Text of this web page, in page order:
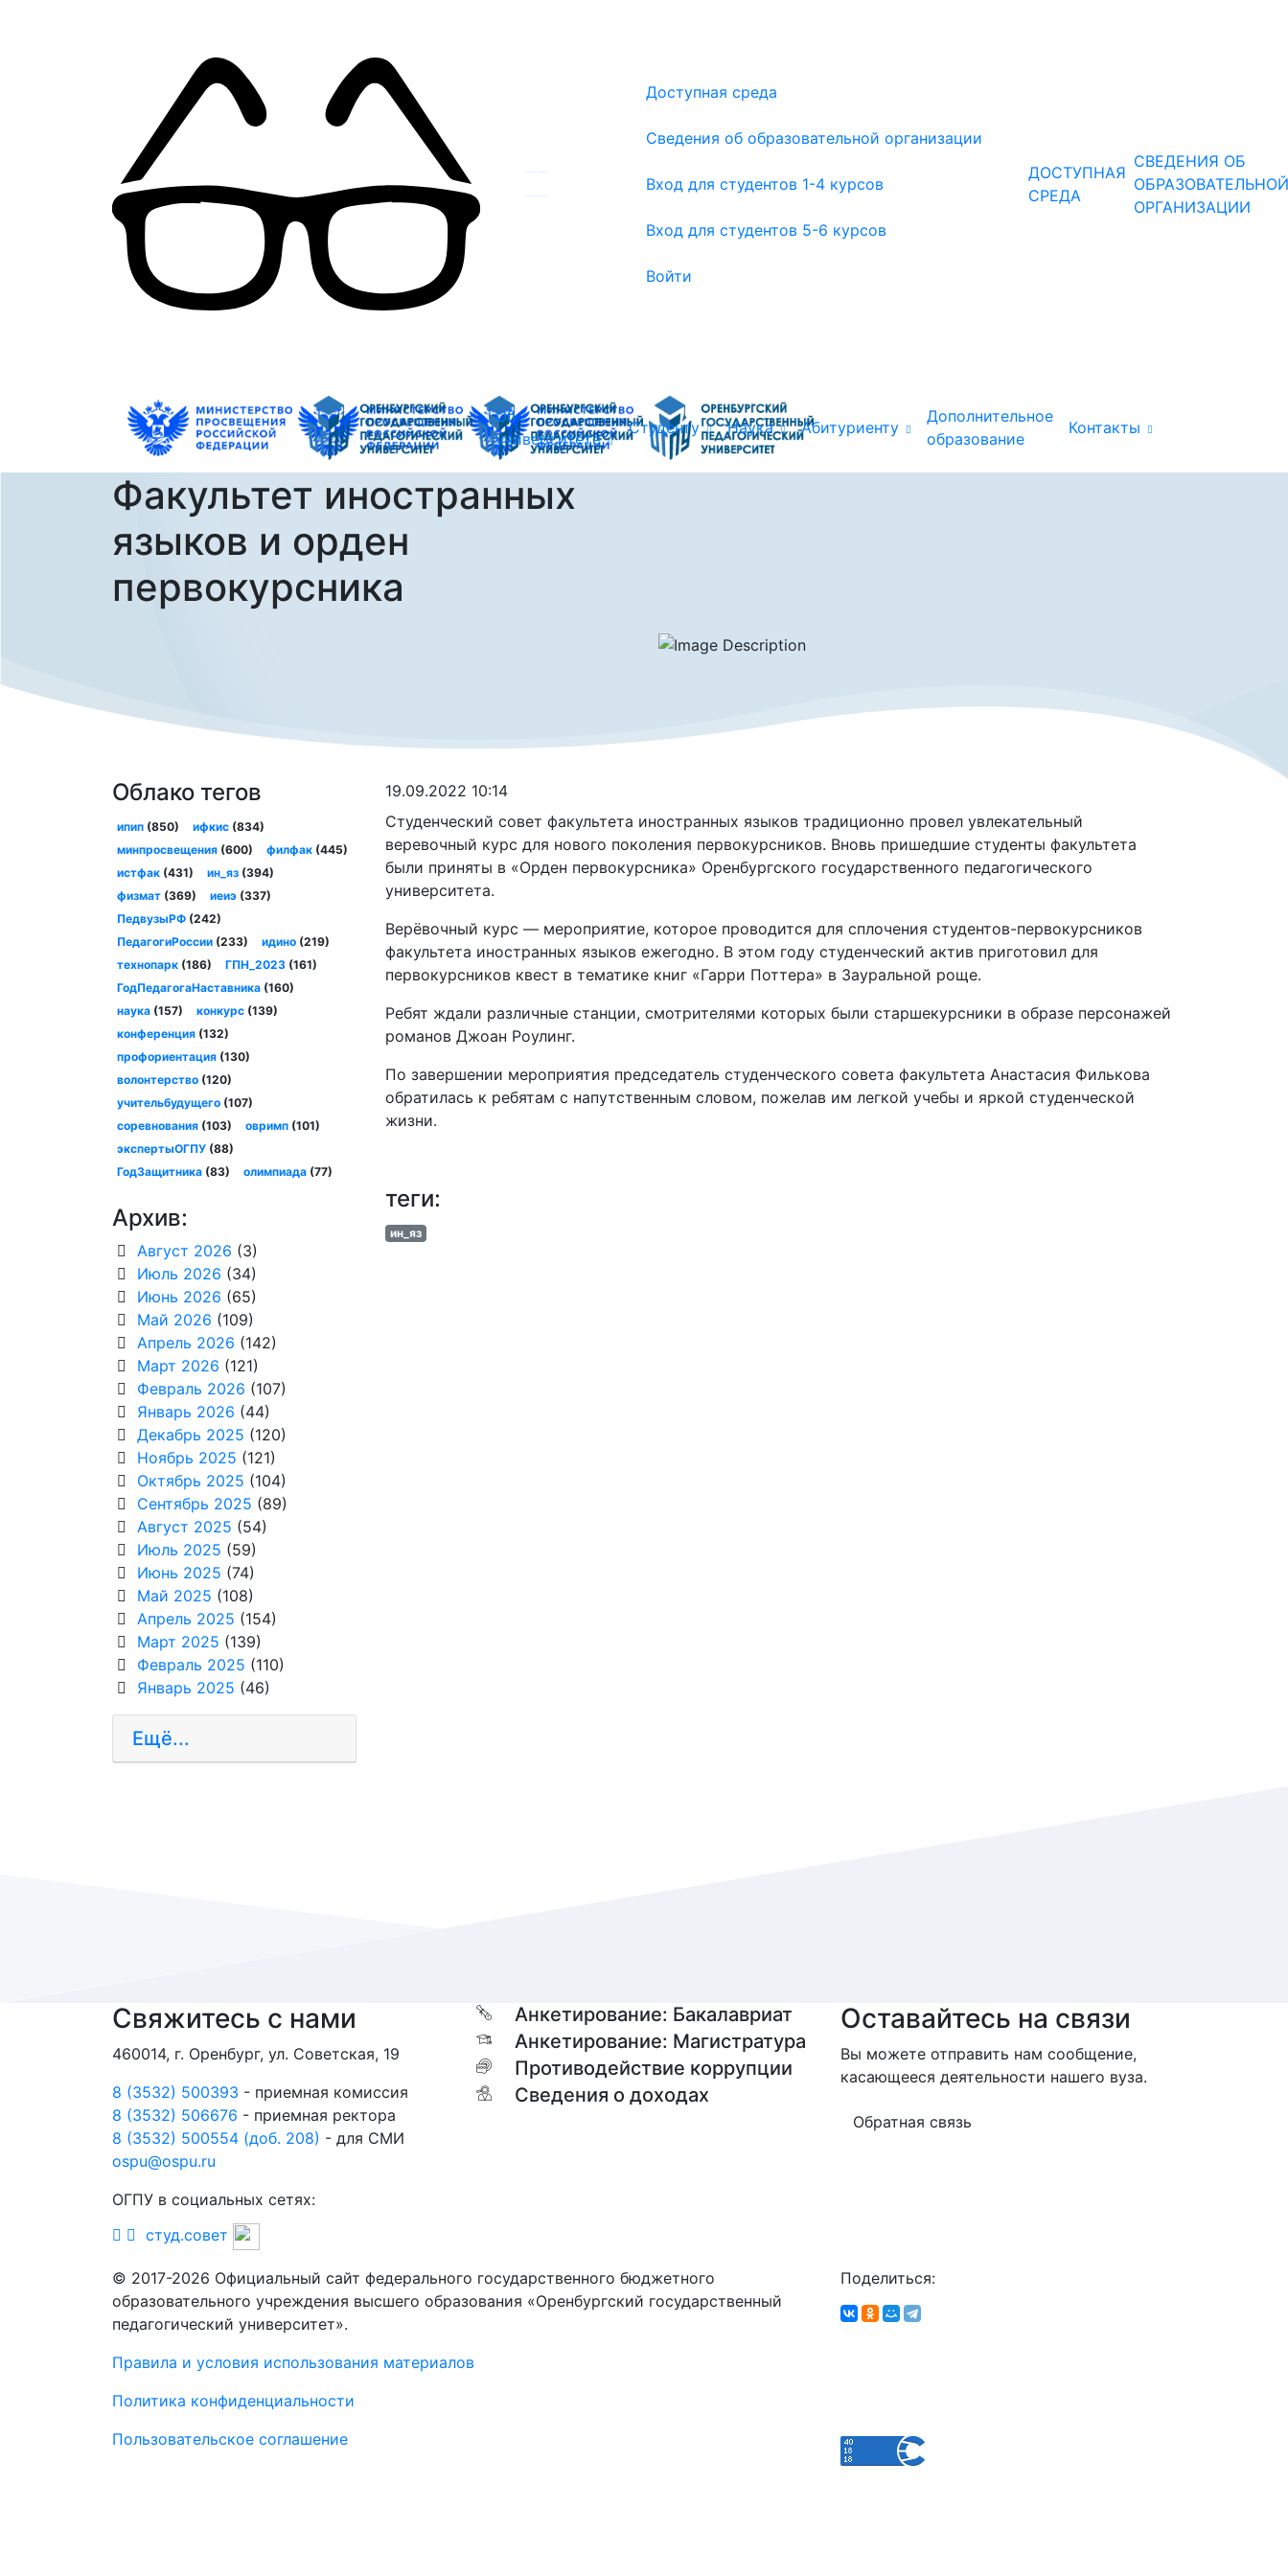
Доступная среда
Сведения об образовательной организации
Вход для студентов 1-4 курсов
Вход для студентов 5-6 курсов
Войти
ДОСТУПНАЯ
СРЕДА
СВЕДЕНИЯ ОБ
ОБРАЗОВАТЕЛЬНОЙ
ОРГАНИЗАЦИИ
Об
университете
Студенту Наука Абитуриенту
Дополнительное
образование
Контакты
Факультет иностранных
языков и орден
первокурсника
19.09.2022 10:14
Студенческий совет факультета иностранных языков традиционно провел увлекательный
веревочный курс для нового поколения первокурсников. Вновь пришедшие студенты факультета
были приняты в «Орден первокурсника» Оренбургского государственного педагогического
университета.
Верёвочный курс — мероприятие, которое проводится для сплочения студентов-первокурсников
факультета иностранных языков ежегодно. В этом году студенческий актив приготовил для
первокурсников квест в тематике книг «Гарри Поттера» в Зауральной роще.
Ребят ждали различные станции, смотрителями которых были старшекурсники в образе персонажей
романов Джоан Роулинг.
По завершении мероприятия председатель студенческого совета факультета Анастасия Филькова
обратилась к ребятам с напутственным словом, пожелав им легкой учебы и яркой студенческой
жизни.
теги:
ин_яз
Облако тегов
ипип(850) ифкис (834)
минпросвещения(600) филфак (445)
истфак(431) ин_яз (394)
физмат(369) иеиэ (337)
ПедвузыРФ(242)
ПедагогиРоссии(233) идино (219)
технопарк(186) ГПН_2023 (161)
ГодПедагогаНаставника(160)
наука(157) конкурс (139)
конференция(132)
профориентация(130)
волонтерство(120)
учительбудущего(107)
соревнования(103) овримп (101)
экспертыОГПУ(88)
ГодЗащитника(83) олимпиада (77)
Архив:
Август 2026 (3)
Июль 2026 (34)
Июнь 2026 (65)
Май 2026 (109)
Апрель 2026 (142)
Март 2026 (121)
Февраль 2026 (107)
Январь 2026 (44)
Декабрь 2025 (120)
Ноябрь 2025 (121)
Октябрь 2025 (104)
Сентябрь 2025 (89)
Август 2025 (54)
Июль 2025 (59)
Июнь 2025 (74)
Май 2025 (108)
Апрель 2025 (154)
Март 2025 (139)
Февраль 2025 (110)
Январь 2025 (46)
Ещё...
Свяжитесь с нами
460014, г. Оренбург, ул. Советская, 19
8 (3532) 500393 - приемная комиссия
8 (3532) 506676 - приемная ректора
8 (3532) 500554 (доб. 208) - для СМИ
ospu@ospu.ru
ОГПУ в социальных сетях:
студ.совет
Анкетирование: Бакалавриат
Анкетирование: Магистратура
Противодействие коррупции
Сведения о доходах
Оставайтесь на связи
Вы можете отправить нам сообщение,
касающееся деятельности нашего вуза.
Обратная связь
© 2017-2026 Официальный сайт федерального государственного бюджетного
образовательного учреждения высшего образования «Оренбургский государственный
педагогический университет».
Правила и условия использования материалов
Политика конфиденциальности
Пользовательское соглашение
Поделиться: